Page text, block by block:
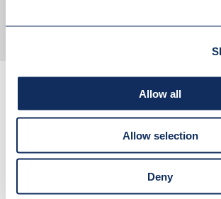
Allow all
Allow selection
Deny
SPRAWDŹ